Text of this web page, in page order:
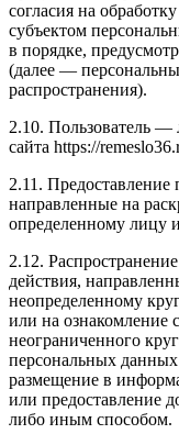
согласия на
субъектом
в порядке,
(далее —
распространения).
2.10. Пользователь —
сайта https://
2.11.
направленные на
определенному лицу
2.12.
действия,
неопределенному
или на
неограниченного
персональных
размещение в
или предоставление
либо иным способом.